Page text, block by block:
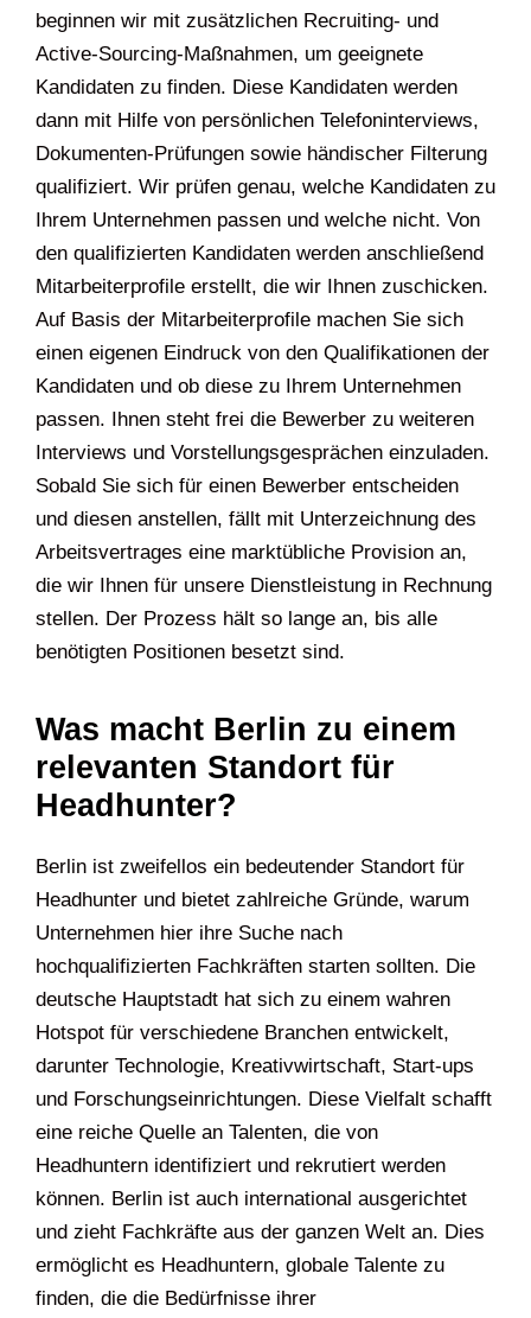
beginnen wir mit zusätzlichen Recruiting- und
Active-Sourcing-Maßnahmen, um geeignete
Kandidaten zu finden. Diese Kandidaten werden
dann mit Hilfe von persönlichen Telefoninterviews,
Dokumenten-Prüfungen sowie händischer Filterung
qualifiziert. Wir prüfen genau, welche Kandidaten zu
Ihrem Unternehmen passen und welche nicht. Von
den qualifizierten Kandidaten werden anschließend
Mitarbeiterprofile erstellt, die wir Ihnen zuschicken.
Auf Basis der Mitarbeiterprofile machen Sie sich
einen eigenen Eindruck von den Qualifikationen der
Kandidaten und ob diese zu Ihrem Unternehmen
passen. Ihnen steht frei die Bewerber zu weiteren
Interviews und Vorstellungsgesprächen einzuladen.
Sobald Sie sich für einen Bewerber entscheiden
und diesen anstellen, fällt mit Unterzeichnung des
Arbeitsvertrages eine marktübliche Provision an,
die wir Ihnen für unsere Dienstleistung in Rechnung
stellen. Der Prozess hält so lange an, bis alle
benötigten Positionen besetzt sind.
Was macht Berlin zu einem
relevanten Standort für
Headhunter?
Berlin ist zweifellos ein bedeutender Standort für
Headhunter und bietet zahlreiche Gründe, warum
Unternehmen hier ihre Suche nach
hochqualifizierten Fachkräften starten sollten. Die
deutsche Hauptstadt hat sich zu einem wahren
Hotspot für verschiedene Branchen entwickelt,
darunter Technologie, Kreativwirtschaft, Start-ups
und Forschungseinrichtungen. Diese Vielfalt schafft
eine reiche Quelle an Talenten, die von
Headhuntern identifiziert und rekrutiert werden
können. Berlin ist auch international ausgerichtet
und zieht Fachkräfte aus der ganzen Welt an. Dies
ermöglicht es Headhuntern, globale Talente zu
finden, die die Bedürfnisse ihrer